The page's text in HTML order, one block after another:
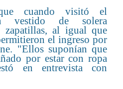
cuando visitó el
vestido de solera
zapatillas, al igual que
el ingreso por
"Ellos suponían que
por estar con ropa
en entrevista con